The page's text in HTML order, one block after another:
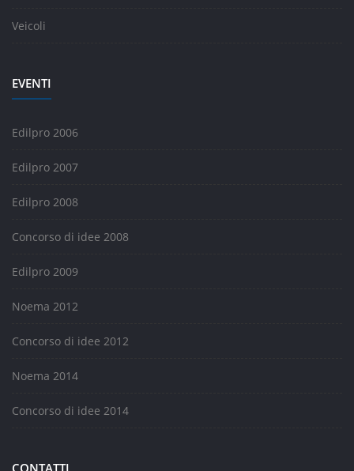
Veicoli
EVENTI
Edilpro 2006
Edilpro 2007
Edilpro 2008
Concorso di idee 2008
Edilpro 2009
Noema 2012
Concorso di idee 2012
Noema 2014
Concorso di idee 2014
CONTATTI